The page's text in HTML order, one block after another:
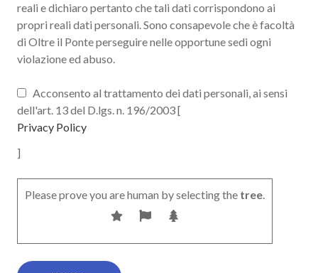
reali e dichiaro pertanto che tali dati corrispondono ai
propri reali dati personali. Sono consapevole che è facoltà
di Oltre il Ponte perseguire nelle opportune sedi ogni
violazione ed abuso.
Acconsento al trattamento dei dati personali, ai sensi
dell'art. 13 del D.lgs. n. 196/2003 [
Privacy Policy
]
Please prove you are human by selecting the tree.